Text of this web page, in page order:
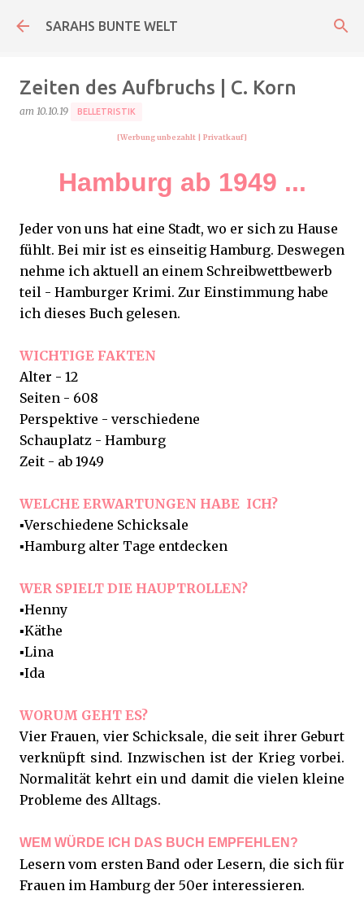
Direkt zum Hauptbereich
SARAHS BUNTE WELT
Zeiten des Aufbruchs | C. Korn
am 10.10.19 BELLETRISTIK
[Werbung unbezahlt | Privatkauf]
Hamburg ab 1949 ...
Jeder von uns hat eine Stadt, wo er sich zu Hause
fühlt. Bei mir ist es einseitig Hamburg. Deswegen
nehme ich aktuell an einem Schreibwettbewerb
teil - Hamburger Krimi. Zur Einstimmung habe
ich dieses Buch gelesen.
WICHTIGE FAKTEN
Alter - 12
Seiten - 608
Perspektive - verschiedene
Schauplatz - Hamburg
Zeit - ab 1949
WELCHE ERWARTUNGEN HABE ICH?
▪️Verschiedene Schicksale
▪️Hamburg alter Tage entdecken
WER SPIELT DIE HAUPTROLLEN?
▪️Henny
▪️Käthe
▪️Lina
▪️Ida
WORUM GEHT ES?
Vier Frauen, vier Schicksale, die seit ihrer Geburt
verknüpft sind. Inzwischen ist der Krieg vorbei.
Normalität kehrt ein und damit die vielen kleine
Probleme des Alltags.
WEM WÜRDE ICH DAS BUCH EMPFEHLEN?
Lesern vom ersten Band oder Lesern, die sich für
Frauen im Hamburg der 50er interessieren.